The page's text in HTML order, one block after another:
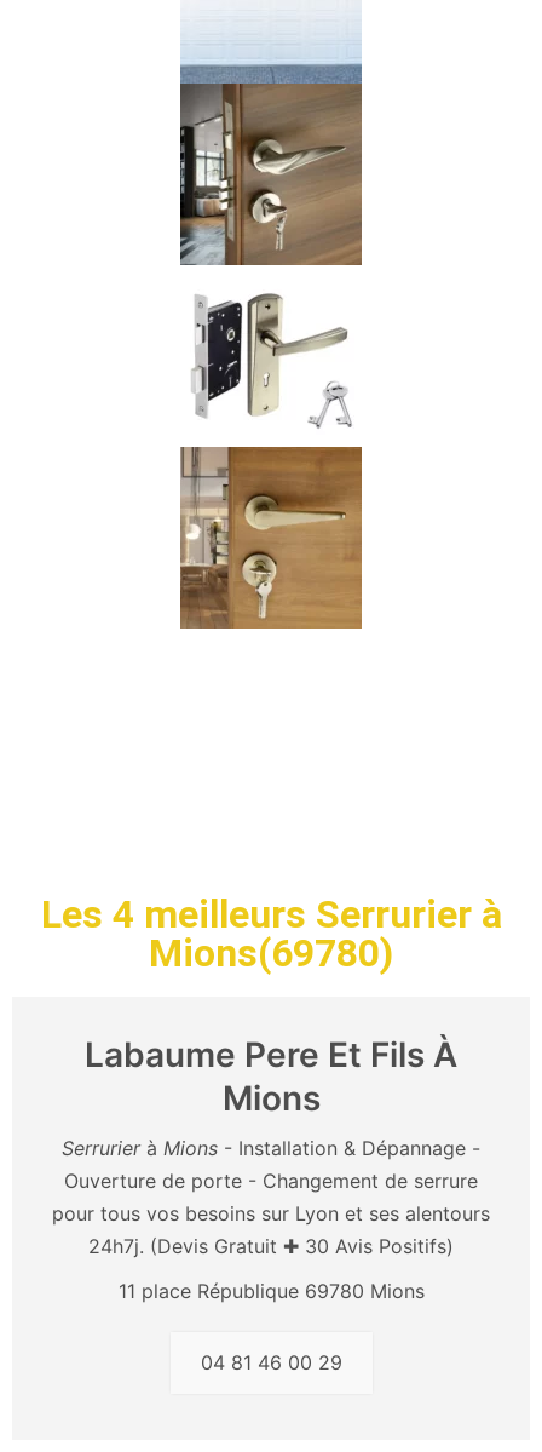
Les 4 meilleurs Serrurier à
Mions(69780)
Labaume Pere Et Fils À
Mions
Serrurierà Mions - Installation & Dépannage -
Ouverture de porte - Changement de serrure
pour tous vos besoins sur Lyon et ses alentours
24h7j. (Devis Gratuit ✚ 30 Avis Positifs)
11 place République 69780 Mions
04 81 46 00 29